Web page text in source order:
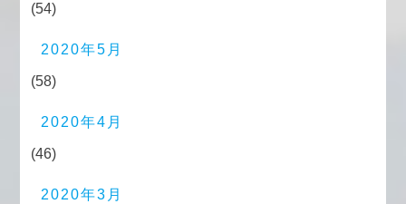
(54)
2020年5月
(58)
2020年4月
(46)
2020年3月